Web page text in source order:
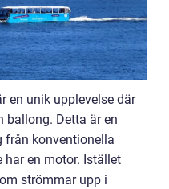
en unik upplevelse där
ballong. Detta är en
konventionella
en motor. Istället
strömmar upp i